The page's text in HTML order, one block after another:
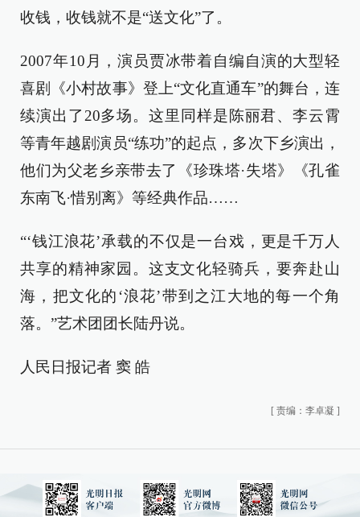
收钱，收钱就不是“送文化”了。
2007年10月，演员贾冰带着自编自演的大型轻
喜剧《小村故事》登上“文化直通车”的舞台，连
续演出了20多场。这里同样是陈丽君、李云霄
等青年越剧演员“练功”的起点，多次下乡演出，
他们为父老乡亲带去了《珍珠塔·失塔》《孔雀
东南飞·惜别离》等经典作品……
“‘钱江浪花’承载的不仅是一台戏，更是千万人
共享的精神家园。这支文化轻骑兵，要奔赴山
海，把文化的‘浪花’带到之江大地的每一个角
落。”艺术团团长陆丹说。
人民日报记者 窦 皓
[ 责编：李卓凝 ]